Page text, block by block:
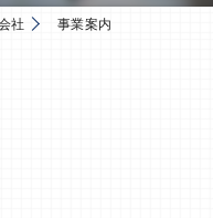
社 事業案内